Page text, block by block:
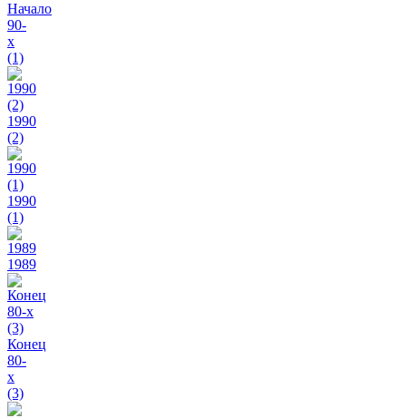
Начало
90-
х
(1)
1990
(2)
1990
(1)
1989
Конец
80-
х
(3)